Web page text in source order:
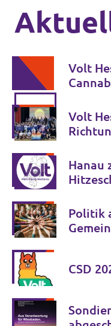
Volt
Volt
Hanau
Politik
CSD